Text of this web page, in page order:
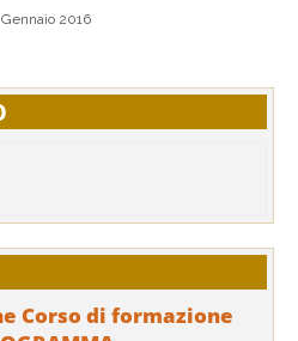
2016
Corso di formazione